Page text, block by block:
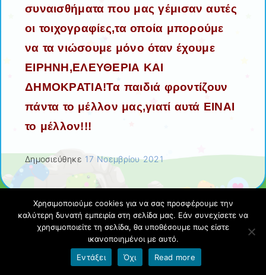
συναισθήματα που μας γέμισαν αυτές
οι τοιχογραφίες,τα οποία μπορούμε
να τα νιώσουμε μόνο όταν έχουμε
ΕΙΡΗΝΗ,ΕΛΕΥΘΕΡΙΑ ΚΑΙ
ΔΗΜΟΚΡΑΤΙΑ!Τα παιδιά φροντίζουν
πάντα το μέλλον μας,γιατί αυτά ΕΙΝΑΙ
το μέλλον!!!
Δημοσιεύθηκε 17 Νοεμβρίου 2021
28η Οκτωβρίου στο Σχολείο μας!!!
Χρησιμοποιούμε cookies για να σας προσφέρουμε την
καλύτερη δυνατή εμπειρία στη σελίδα μας. Εάν συνεχίσετε να
χρησιμοποιείτε τη σελίδα, θα υποθέσουμε πως είστε
ικανοποιημένοι με αυτό.
Εντάξει
Όχι Read more